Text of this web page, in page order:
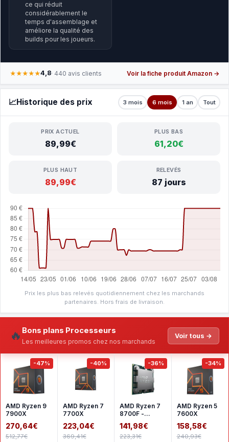
ce qui réduit
considérablement le
temps d'assemblage et
améliore la qualité des
builds pour les joueurs.
★★★★★4,8· 440 avis clients Voir la fiche produit Amazon →
📈Historique des prix 3 mois 6 mois 1 an Tout
PRIX ACTUEL
89,99€
PLUS BAS
61,20€
PLUS HAUT
89,99€
RELEVÉS
87 jours
Prix les plus bas relevés quotidiennement chez les marchands
partenaires. Hors frais de livraison.
🔥 Bons plans Processeurs
Les meilleures promos chez nos marchands
Voir tous →
-47%
AMD Ryzen 9
7900X
270,64€
512,77€
-40%
AMD Ryzen 7
7700X
223,04€
369,41€
-36%
AMD Ryzen 7
8700F -
Version tray
141,98€
223,31€
-34%
AMD Ryzen 5
7600X
158,58€
240,93€